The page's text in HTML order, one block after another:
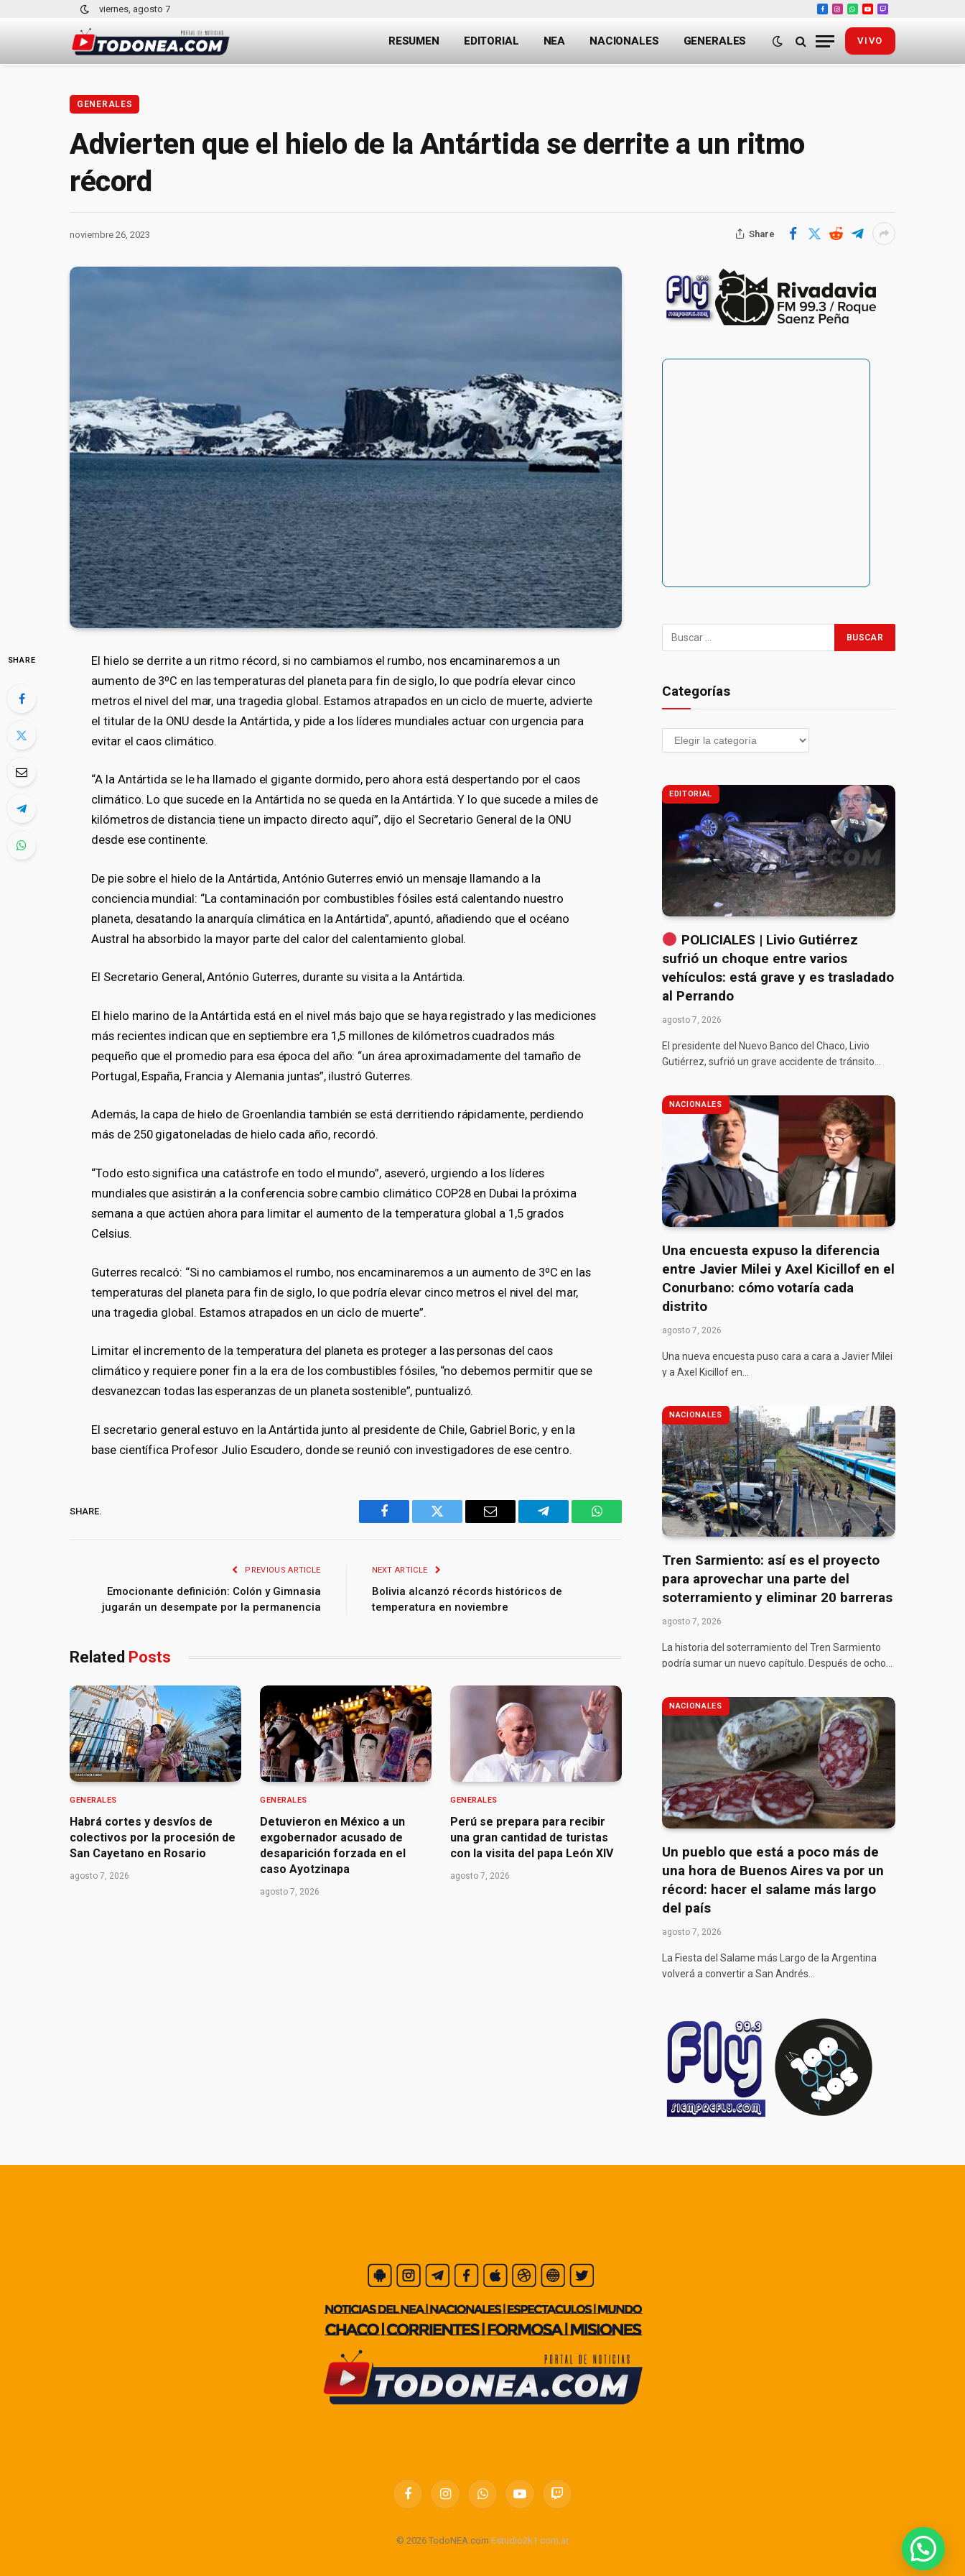
viernes, agosto 7
Facebook
Instagram
WhatsApp
YouTube
Twitch
RESUMEN EDITORIAL NEA NACIONALES GENERALES VIVO
GENERALES
Advierten que el hielo de la Antártida se derrite a un ritmo
récord
noviembre 26, 2023 Share
SHARE
El hielo se derrite a un ritmo récord, si no cambiamos el rumbo, nos encaminaremos a un
aumento de 3ºC en las temperaturas del planeta para fin de siglo, lo que podría elevar cinco
metros el nivel del mar, una tragedia global. Estamos atrapados en un ciclo de muerte, advierte
el titular de la ONU desde la Antártida, y pide a los líderes mundiales actuar con urgencia para
evitar el caos climático.
“A la Antártida se le ha llamado el gigante dormido, pero ahora está despertando por el caos
climático. Lo que sucede en la Antártida no se queda en la Antártida. Y lo que sucede a miles de
kilómetros de distancia tiene un impacto directo aquí”, dijo el Secretario General de la ONU
desde ese continente.
De pie sobre el hielo de la Antártida, António Guterres envió un mensaje llamando a la
conciencia mundial: “La contaminación por combustibles fósiles está calentando nuestro
planeta, desatando la anarquía climática en la Antártida”, apuntó, añadiendo que el océano
Austral ha absorbido la mayor parte del calor del calentamiento global.
El Secretario General, António Guterres, durante su visita a la Antártida.
El hielo marino de la Antártida está en el nivel más bajo que se haya registrado y las mediciones
más recientes indican que en septiembre era 1,5 millones de kilómetros cuadrados más
pequeño que el promedio para esa época del año: “un área aproximadamente del tamaño de
Portugal, España, Francia y Alemania juntas”, ilustró Guterres.
Además, la capa de hielo de Groenlandia también se está derritiendo rápidamente, perdiendo
más de 250 gigatoneladas de hielo cada año, recordó.
“Todo esto significa una catástrofe en todo el mundo”, aseveró, urgiendo a los líderes
mundiales que asistirán a la conferencia sobre cambio climático COP28 en Dubai la próxima
semana a que actúen ahora para limitar el aumento de la temperatura global a 1,5 grados
Celsius.
Guterres recalcó: “Si no cambiamos el rumbo, nos encaminaremos a un aumento de 3ºC en las
temperaturas del planeta para fin de siglo, lo que podría elevar cinco metros el nivel del mar,
una tragedia global. Estamos atrapados en un ciclo de muerte”.
Limitar el incremento de la temperatura del planeta es proteger a las personas del caos
climático y requiere poner fin a la era de los combustibles fósiles, “no debemos permitir que se
desvanezcan todas las esperanzas de un planeta sostenible”, puntualizó.
El secretario general estuvo en la Antártida junto al presidente de Chile, Gabriel Boric, y en la
base científica Profesor Julio Escudero, donde se reunió con investigadores de ese centro.
SHARE.
Facebook Twitter Email Telegram WhatsApp
PREVIOUS ARTICLE
Emocionante definición: Colón y Gimnasia
jugarán un desempate por la permanencia
NEXT ARTICLE
Bolivia alcanzó récords históricos de
temperatura en noviembre
Related Posts
GENERALES
Habrá cortes y desvíos de
colectivos por la procesión de
San Cayetano en Rosario
agosto 7, 2026
GENERALES
Detuvieron en México a un
exgobernador acusado de
desaparición forzada en el
caso Ayotzinapa
agosto 7, 2026
GENERALES
Perú se prepara para recibir
una gran cantidad de turistas
con la visita del papa León XIV
agosto 7, 2026
Categorías
EDITORIAL
POLICIALES | Livio Gutiérrez
sufrió un choque entre varios
vehículos: está grave y es trasladado
al Perrando
agosto 7, 2026
El presidente del Nuevo Banco del Chaco, Livio
Gutiérrez, sufrió un grave accidente de tránsito…
NACIONALES
Una encuesta expuso la diferencia
entre Javier Milei y Axel Kicillof en el
Conurbano: cómo votaría cada
distrito
agosto 7, 2026
Una nueva encuesta puso cara a cara a Javier Milei
y a Axel Kicillof en…
NACIONALES
Tren Sarmiento: así es el proyecto
para aprovechar una parte del
soterramiento y eliminar 20 barreras
agosto 7, 2026
La historia del soterramiento del Tren Sarmiento
podría sumar un nuevo capítulo. Después de ocho…
NACIONALES
Un pueblo que está a poco más de
una hora de Buenos Aires va por un
récord: hacer el salame más largo
del país
agosto 7, 2026
La Fiesta del Salame más Largo de la Argentina
volverá a convertir a San Andrés…
FacebookInstagramWhatsAppYouTubeTwitch
© 2026 TodoNEA.com Estudio2k1.com.ar